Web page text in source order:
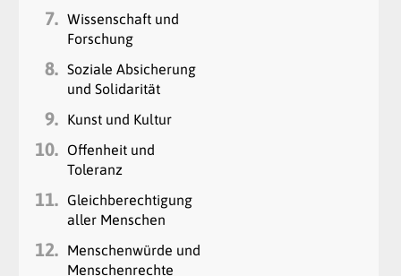
7. Wissenschaft und
Forschung
8. Soziale Absicherung
und Solidarität
9. Kunst und Kultur
10.
Offenheit und
Toleranz
11.
Gleichberechtigung
aller Menschen
12.
Menschenwürde und
Menschenrechte